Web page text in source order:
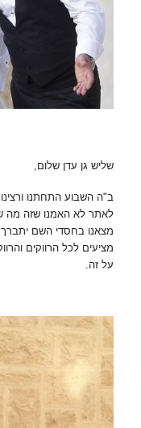
שליש גן עדן שלום,
ב"ה השבוע התחתנו
לאתר לא האמנו שזה מה
מצאנו בחסדי השם יתברך
מציעים לכל הרווקים
על זה.